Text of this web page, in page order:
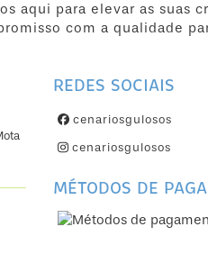
aqui para elevar as suas
com a qualidade
REDES SOCIAIS
cenariosgulosos
cenariosgulosos
MÉTODOS DE